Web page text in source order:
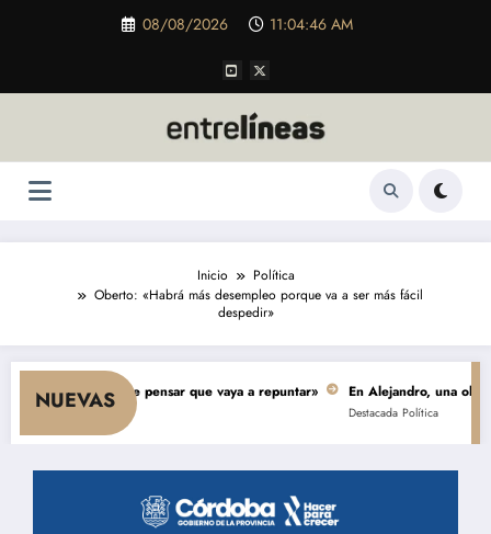
08/08/2026 11:04:47 AM
Inicio
Política
Oberto: «Habrá más desempleo porque va a ser más fácil
despedir»
NUEVAS
y nada hace pensar que vaya a repuntar» En Alejandro, una obra de $
Política